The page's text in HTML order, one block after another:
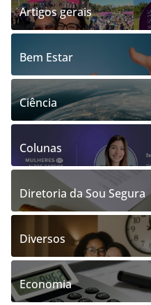
Artigos gerais
Bem Estar
Ciência
Colunas
Diretoria da Sou Segura
Diversos
Economia